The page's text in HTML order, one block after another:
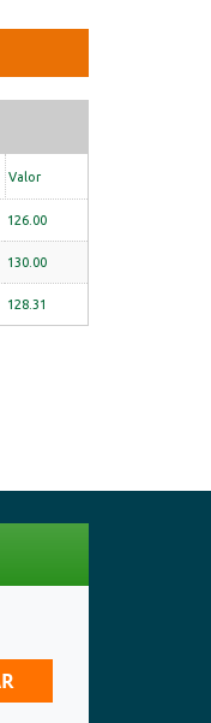
Valor
126.00
130.00
128.31